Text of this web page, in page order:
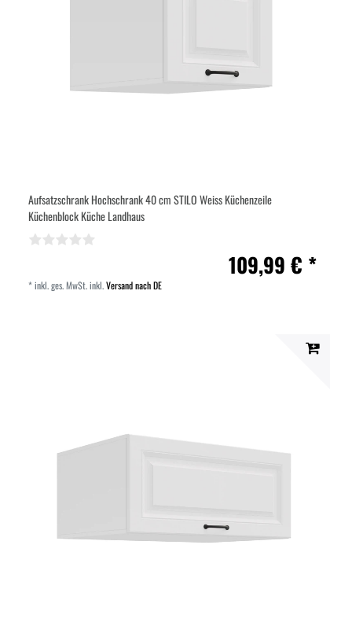
Aufsatzschrank Hochschrank 40 cm STILO Weiss Küchenzeile
Küchenblock Küche Landhaus
109,99 € *
*inkl. ges. MwSt.inkl.Versand nach DE